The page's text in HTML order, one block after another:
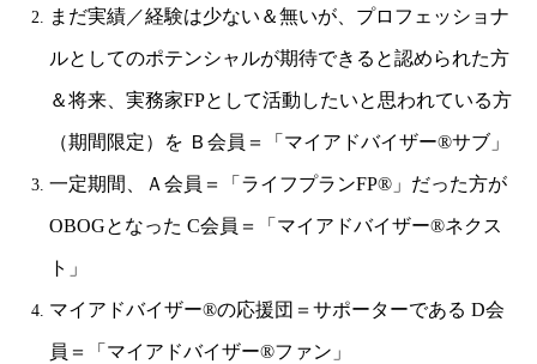
まだ実績／経験は少ない＆無いが、プロフェッショナ
ルとしてのポテンシャルが期待できると認められた方
＆将来、実務家FPとして活動したいと思われている方
（期間限定）を Ｂ会員＝「マイアドバイザー®サブ」
一定期間、Ａ会員＝「ライフプランFP®」だった方が
OBOGとなった C会員＝「マイアドバイザー®ネクス
ト」
マイアドバイザー®の応援団＝サポーターである D会
員＝「マイアドバイザー®ファン」